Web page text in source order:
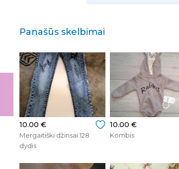
Panašūs skelbimai
10.00 €
Mergaitiški džinsai 128
dydis
10.00 €
Kombis